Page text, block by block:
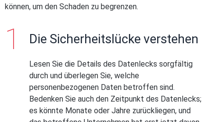
können, um den Schaden zu begrenzen.
Die Sicherheitslücke verstehen
Lesen Sie die Details des Datenlecks sorgfältig
durch und überlegen Sie, welche
personenbezogenen Daten betroffen sind.
Bedenken Sie auch den Zeitpunkt des Datenlecks;
es könnte Monate oder Jahre zurückliegen, und